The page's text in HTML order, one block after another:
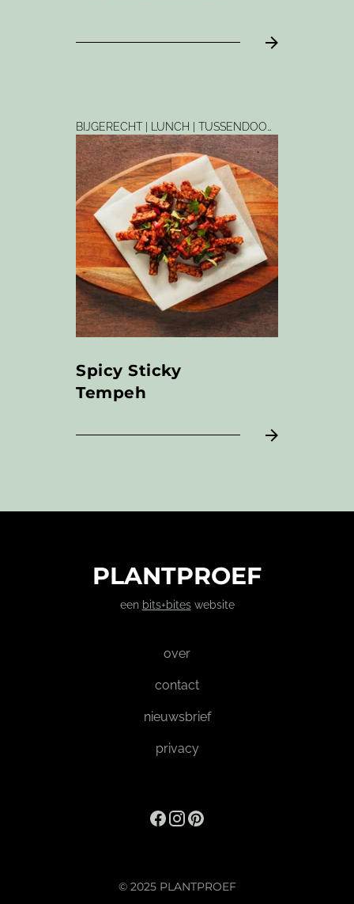
BIJGERECHT | LUNCH | TUSSENDOORTJE
Spicy Sticky
Tempeh
PLANTPROEF
een bits+biteswebsite
over
contact
nieuwsbrief
privacy
© 2025 PLANTPROEF